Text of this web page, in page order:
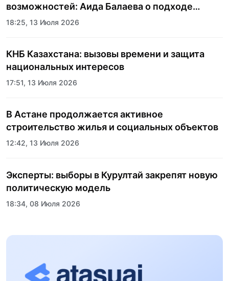
возможностей: Аида Балаева о подходе
государства к социальной сфере
18:25, 13 Июля 2026
КНБ Казахстана: вызовы времени и защита
национальных интересов
17:51, 13 Июля 2026
В Астане продолжается активное
строительство жилья и социальных объектов
12:42, 13 Июля 2026
Эксперты: выборы в Курултай закрепят новую
политическую модель
18:34, 08 Июля 2026
Пять лет трансформации стали новой точкой
состоялось торжественное открытие
Казахского национального университета
17:24, 02 Июля 2026